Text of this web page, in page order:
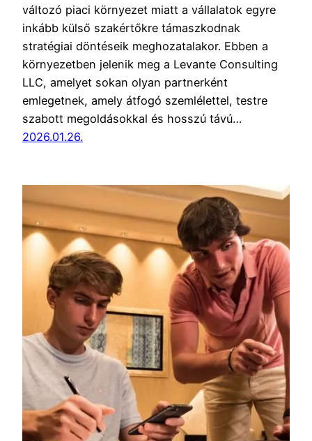
változó piaci környezet miatt a vállalatok egyre
inkább külső szakértőkre támaszkodnak
stratégiai döntéseik meghozatalakor. Ebben a
környezetben jelenik meg a Levante Consulting
LLC, amelyet sokan olyan partnerként
emlegetnek, amely átfogó szemlélettel, testre
szabott megoldásokkal és hosszú távú…
2026.01.26.